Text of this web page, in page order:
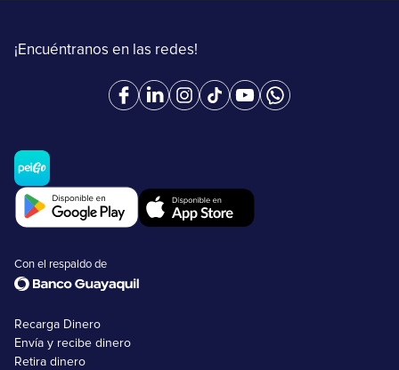
¡Encuéntranos en las redes!
Con el respaldo de
Recarga Dinero
Envía y recibe dinero
Retira dinero